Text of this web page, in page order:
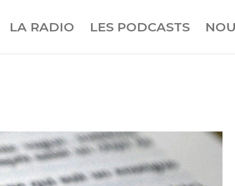
LA RADIO LES PODCASTS